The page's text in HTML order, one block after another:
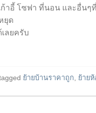
ก้าอี้ โซฟา ที่นอน และอื่นๆ
ยุด
ลยครับ
ย้ายบ้านราคาถูก ย้ายห้